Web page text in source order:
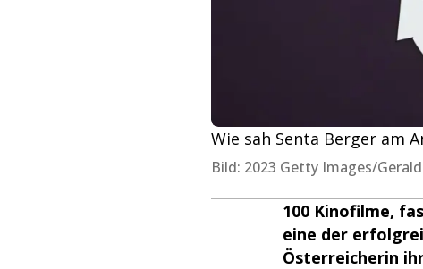
Wie sah Senta Berger am
Bild: 2023 Getty Images/
100 Kinofilme,
eine der
Österreicherin